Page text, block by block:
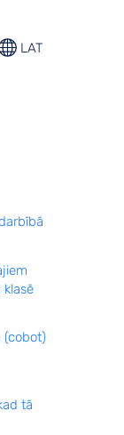
LAT
(cobot)
tā